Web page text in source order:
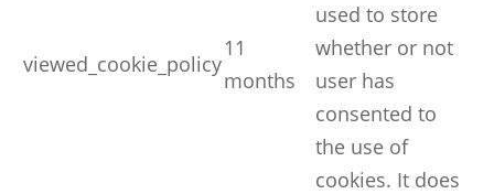
viewed_cookie_policy
11
months
used to store
whether or not
user has
consented to
the use of
cookies. It does